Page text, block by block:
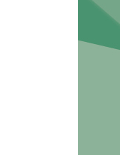
Unit 함
지명 함
궁금증
궁금증
궁금증
궁금증
챌린지: